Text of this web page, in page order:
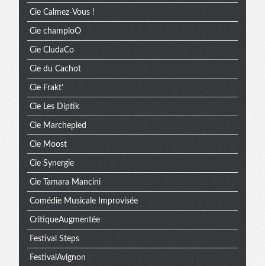
Cie Calmez-Vous !
Cie champloO
Cie CludaCo
Cie du Cachot
Cie Frakt’
Cie Les Diptik
Cie Marchepied
Cie Moost
Cie Synergie
Cie Tamara Mancini
Comédie Musicale Improvisée
CritiqueAugmentée
Festival Steps
FestivalAvignon